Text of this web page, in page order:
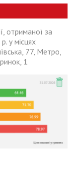
отриманої за
у місцях
77, Метро,
1